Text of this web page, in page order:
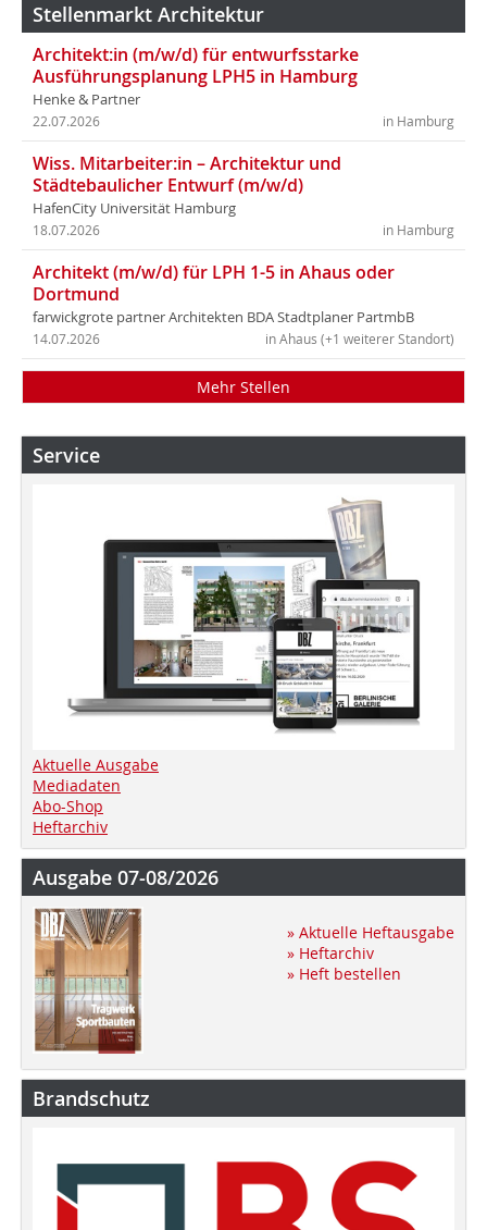
Stellenmarkt Architektur
Architekt:in (m/w/d) für entwurfsstarke
Ausführungsplanung LPH5 in Hamburg
Henke & Partner
in Hamburg
22.07.2026
Wiss. Mitarbeiter:in – Architektur und
Städtebaulicher Entwurf (m/w/d)
HafenCity Universität Hamburg
in Hamburg
18.07.2026
Architekt (m/w/d) für LPH 1-5 in Ahaus oder
Dortmund
farwickgrote partner Architekten BDA Stadtplaner PartmbB
in Ahaus (+1 weiterer Standort)
14.07.2026
Mehr Stellen
Service
Aktuelle Ausgabe
Mediadaten
Abo-Shop
Heftarchiv
Ausgabe 07-08/2026
» Aktuelle Heftausgabe
» Heftarchiv
» Heft bestellen
Brandschutz